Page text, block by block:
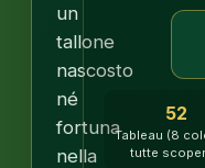
un
tallone
nascosto
né
fortuna
nella
52
Tableau (8
tutte